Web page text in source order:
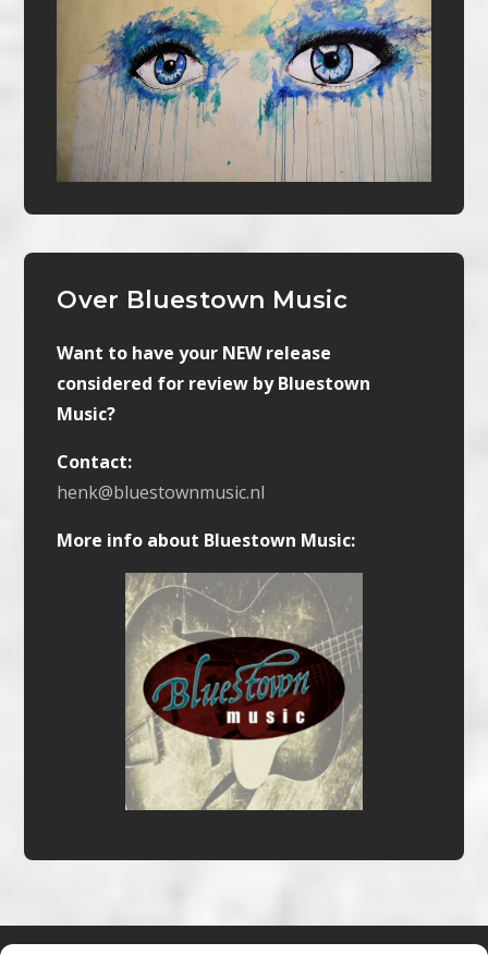
Over Bluestown Music
Want to have your NEW release
considered for review by Bluestown
Music?
Contact:
henk@bluestownmusic.nl
More info about Bluestown Music: